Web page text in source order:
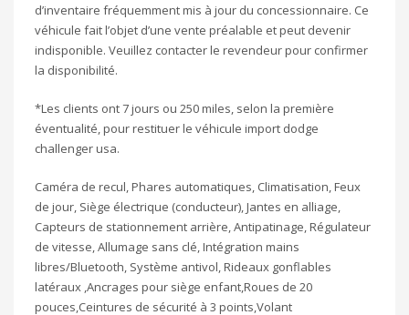
d’inventaire fréquemment mis à jour du concessionnaire. Ce
véhicule fait l’objet d’une vente préalable et peut devenir
indisponible. Veuillez contacter le revendeur pour confirmer
la disponibilité.
*Les clients ont 7 jours ou 250 miles, selon la première
éventualité, pour restituer le véhicule import dodge
challenger usa.
Caméra de recul, Phares automatiques, Climatisation, Feux
de jour, Siège électrique (conducteur), Jantes en alliage,
Capteurs de stationnement arrière, Antipatinage, Régulateur
de vitesse, Allumage sans clé, Intégration mains
libres/Bluetooth, Système antivol, Rideaux gonflables
latéraux ,Ancrages pour siège enfant,Roues de 20
pouces,Ceintures de sécurité à 3 points,Volant